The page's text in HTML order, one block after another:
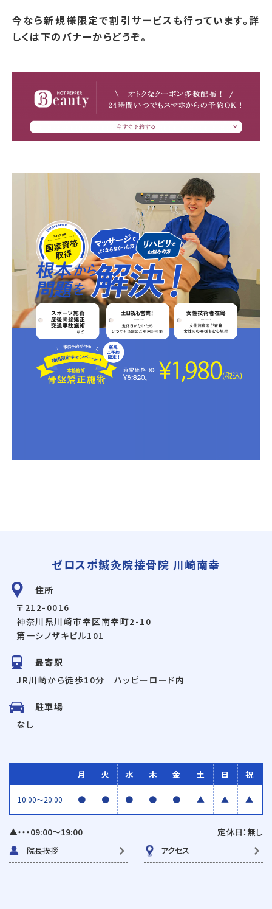
今なら新規様限定で割引サービスも行っています。詳
しくは下のバナーからどうぞ。
ゼロスポ鍼灸院接骨院 川崎南幸
住所
〒212-0016
神奈川県川崎市幸区南幸町2-10
第一シノザキビル101
最寄駅
JR川崎から徒歩10分 ハッピーロード内
駐車場
なし
月 火 水 木 金 土 日 祝
10:00〜20:00 ● ● ● ● ● ▲ ▲ ▲
▲・・・09:00〜19:00 定休日：無し
院長挨拶 アクセス